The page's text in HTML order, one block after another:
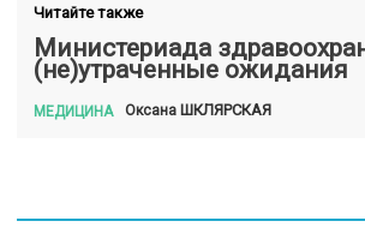
Читайте также
Министериада
(не)утраченные ожидания
МЕДИЦИНА Оксана ШКЛЯРСКАЯ